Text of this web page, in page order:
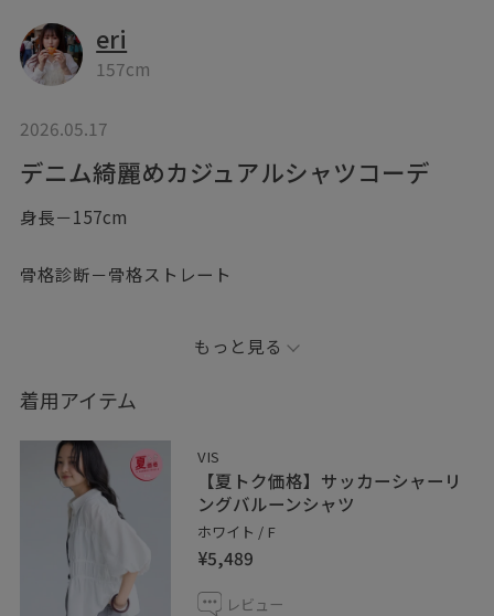
eri
157cm
2026.05.17
デニム綺麗めカジュアルシャツコーデ
身長－157cm
骨格診断－骨格ストレート
いつもご覧いただきまして、ありがとうございます！
VISアトレ大井町店のeriです⭐︎
今回は新作で入荷しました、ホワイトのサッカーシャツ
に一際オシャレに見える赤のタンクトップを重ね着をし
てデニムと合わせてみました。サラッとした涼しげなコ
ーディネートなので、休日のどこかお出掛けの日にぜひ
着てみてくださいね＊
もっと見る
着用アイテム
VIS
【夏トク価格】サッカーシャーリ
ングバルーンシャツ
ホワイト / F
¥5,489
レビュー